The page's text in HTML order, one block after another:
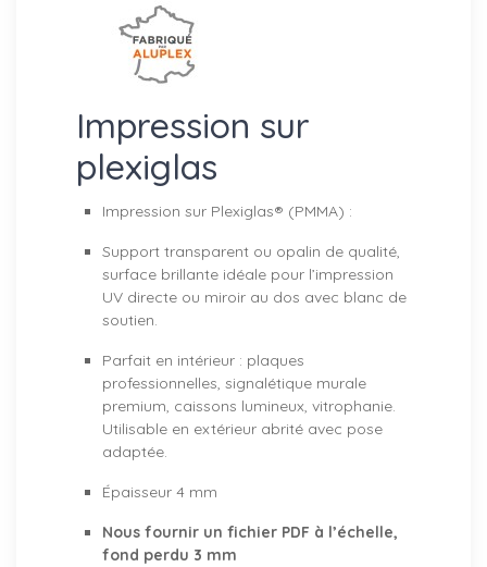
Impression sur
plexiglas
Impression sur Plexiglas® (PMMA) :
Support transparent ou opalin de qualité,
surface brillante idéale pour l’impression
UV directe ou miroir au dos avec blanc de
soutien.
Parfait en intérieur : plaques
professionnelles, signalétique murale
premium, caissons lumineux, vitrophanie.
Utilisable en extérieur abrité avec pose
adaptée.
Épaisseur 4 mm
Nous fournir un fichier PDF à l’échelle,
fond perdu 3 mm